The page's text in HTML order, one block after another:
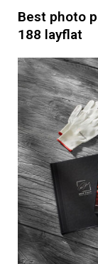
Best photo
188 layflat